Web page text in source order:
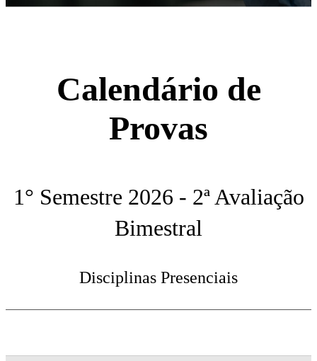
Calendário de
Provas
1° Semestre 2026 - 2ª Avaliação
Bimestral
Disciplinas Presenciais